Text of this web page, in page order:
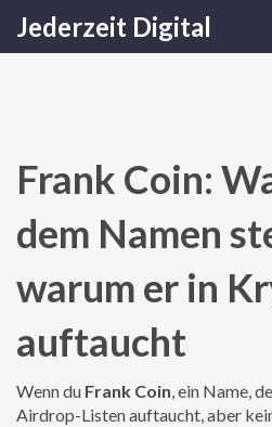
Jederzeit Digital
Frank Coin:
dem Namen
warum er in
auftaucht
Wenn du Frank Coin,ein Name,
Airdrop-Listen auftaucht, aber